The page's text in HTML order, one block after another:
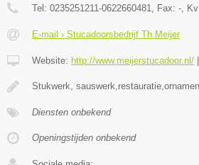
Tel: 0235251211-0622660481, Fax: -,
E-mail › Stucadoorsbedrijf Th.Meijer
Website: http://www.meijerstucadoor.nl/
Stukwerk,
Diensten onbekend
Openingstijden onbekend